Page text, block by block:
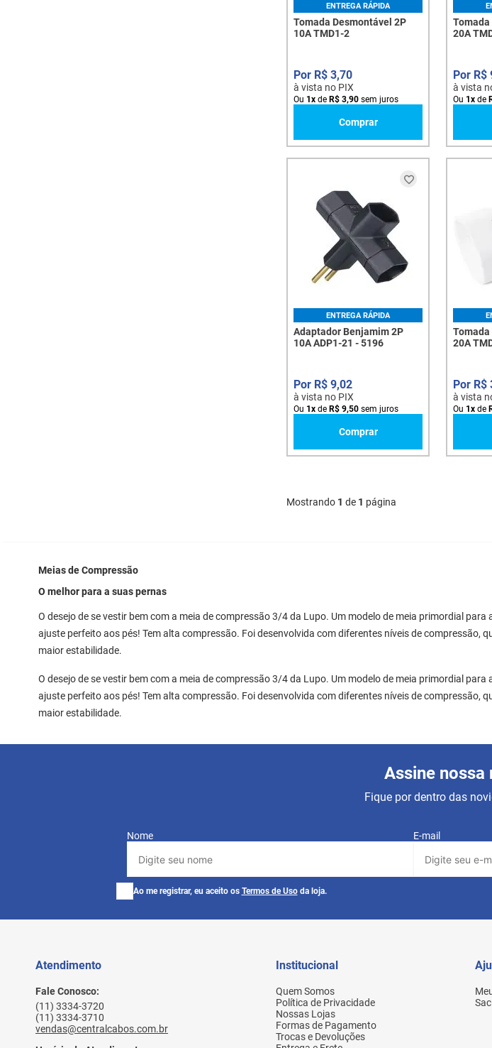
ENTREGA RÁPIDA
Tomada Desmontável 2P
10A TMD1-2
R$ 3,70
à vista no PIX
Ou 1 x de R$ 3,90 sem juros
Comprar
20A
R$
à vista
Ou 1 xde
ENTREGA RÁPIDA
Adaptador Benjamim 2P
10A ADP1-21 - 5196
R$ 9,02
à vista no PIX
Ou 1 x de R$ 9,50 sem juros
Comprar
20A
R$
à vista
Ou 1 xde
Mostrando 1 de 1 página
Meias de Compressão
O melhor para a suas pernas
O desejo de se vestir bem com a meia de compressão 3/4 da Lupo. Um modelo de meia primordial
ajuste perfeito aos pés! Tem alta compressão. Foi desenvolvida com diferentes níveis de
maior estabilidade.
O desejo de se vestir bem com a meia de compressão 3/4 da Lupo. Um modelo de meia primordial
ajuste perfeito aos pés! Tem alta compressão. Foi desenvolvida com diferentes níveis de
maior estabilidade.
Assine nossa
Fique por dentro das
Nome E-mail
Ao me registrar, eu aceito os Termos de Uso da loja.
Atendimento
Fale Conosco:
(11) 3334-3720
(11) 3334-3710
vendas@centralcabos.com.br
Institucional
Quem Somos
Política de Privacidade
Nossas Lojas
Formas de Pagamento
Trocas e Devoluções
Sac